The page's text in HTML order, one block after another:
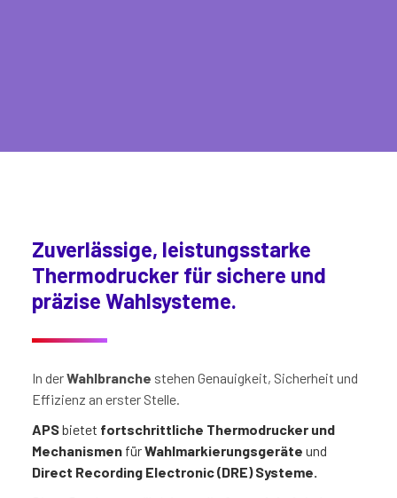
Zuverlässige, leistungsstarke
Thermodrucker für sichere und
präzise Wahlsysteme.
In derWahlbranche stehen Genauigkeit, Sicherheit und
Effizienz an erster Stelle.
APSbietet fortschrittliche Thermodrucker und
MechanismenfürWahlmarkierungsgeräte und
Direct Recording Electronic (DRE) Systeme.